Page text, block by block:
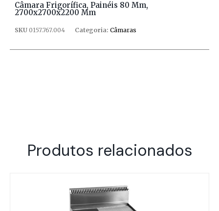
Câmara Frigorífica, Painéis 80 Mm,
2700x2700x2200 Mm
SKU 0157.767.004 Categoria: Câmaras
Produtos relacionados